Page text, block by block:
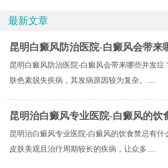
最新文章
昆明白癜风防治医院-白癜风会带来
昆明白癜风防治医院-白癜风会带来哪些并发症
肤色素脱失疾病，其发病原因较为复杂。.....
昆明治白癜风专业医院-白癜风的饮
昆明治白癜风专业医院-白癜风的饮食禁忌有什
皮肤美观且治疗周期较长的疾病，让众多.....